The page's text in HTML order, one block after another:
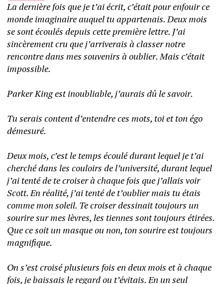
La dernière fois que je t’ai écrit, c’était pour enfouir ce
monde imaginaire auquel tu appartenais. Deux mois
se sont écoulés depuis cette première lettre. J’ai
sincèrement cru que j’arriverais à classer notre
rencontre dans mes souvenirs à oublier. Mais c’était
Tu serais content d’entendre ces mots, toi et ton égo
Deux mois, c’est le temps écoulé durant lequel je t’ai
cherché dans les couloirs de l’université, durant lequel
j’ai tenté de te croiser à chaque fois que j’allais voir
Scott. En réalité, j’ai tenté de t’oublier mais tu étais
comme mon soleil. Te croiser dessinait toujours un
sourire sur mes lèvres, les tiennes sont toujours étirées.
Que ce soit un masque ou non, ton sourire est toujours
On s’est croisé plusieurs fois en deux mois et à chaque
fois, je baissais le regard ou t’évitais. En un seul